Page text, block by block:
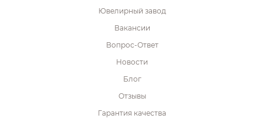
Ювелирный завод
Вакансии
Вопрос-Ответ
Новости
Блог
Отзывы
Гарантия качества